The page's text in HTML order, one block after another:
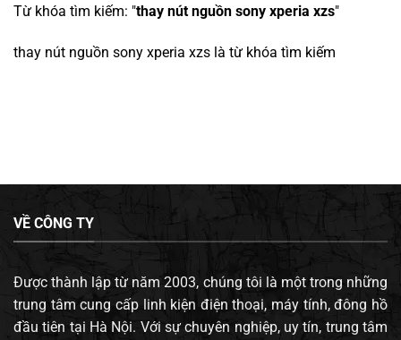
Từ khóa tìm kiếm: "thay nút nguồn sony xperia xzs"
thay nút nguồn sony xperia xzs là từ khóa tìm kiếm
VỀ CÔNG TY
Được thành lập từ năm 2003, chúng tôi là một trong những
trung tâm cung cấp linh kiện điện thoại, máy tính, đông hồ
đầu tiên tại Hà Nội. Với sự chuyên nghiệp, uy tín, trung tâm